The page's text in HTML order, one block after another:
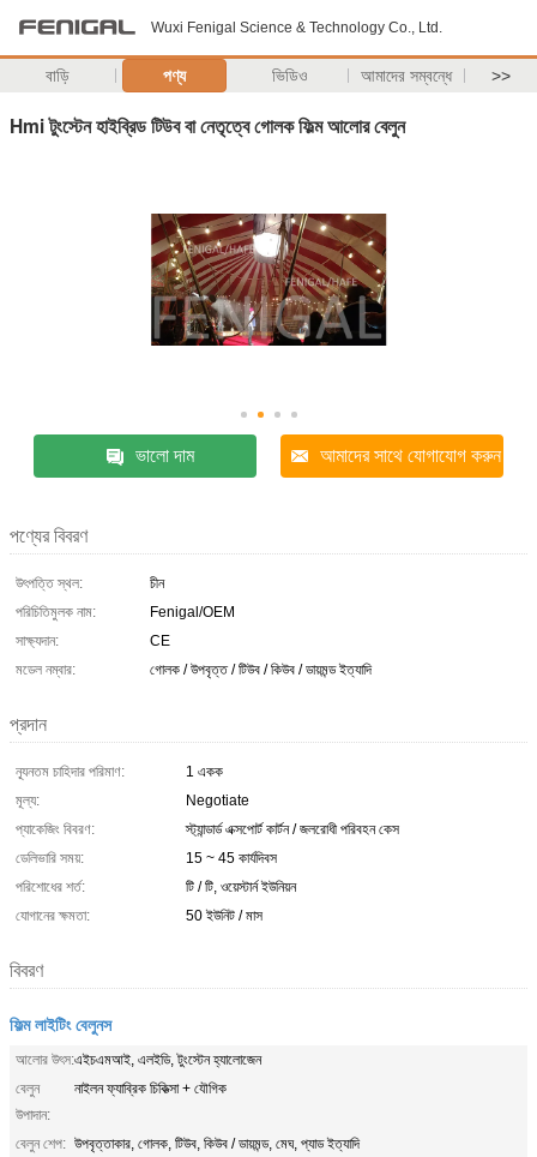
Wuxi Fenigal Science & Technology Co., Ltd.
বাড়ি পণ্য ভিডিও আমাদের সম্বন্ধে >>
Hmi টুংস্টেন হাইব্রিড টিউব বা নেতৃত্বে গোলক ফিল্ম আলোর বেলুন
ভালো দাম আমাদের সাথে যোগাযোগ করুন
পণ্যের বিবরণ
উৎপত্তি স্থল:
চীন
পরিচিতিমুলক নাম:
Fenigal/OEM
সাক্ষ্যদান:
CE
মডেল নম্বার:
গোলক / উপবৃত্ত / টিউব / কিউব / ডায়মন্ড ইত্যাদি
প্রদান
ন্যূনতম চাহিদার পরিমাণ:
1 একক
মূল্য:
Negotiate
প্যাকেজিং বিবরণ:
স্ট্যান্ডার্ড এক্সপোর্ট কার্টন / জলরোধী পরিবহন কেস
ডেলিভারি সময়:
15 ~ 45 কার্যদিবস
পরিশোধের শর্ত:
টি / টি, ওয়েস্টার্ন ইউনিয়ন
যোগানের ক্ষমতা:
50 ইউনিট / মাস
বিবরণ
ফিল্ম লাইটিং বেলুনস
আলোর উৎস:এইচএমআই, এলইডি, টুংস্টেন হ্যালোজেন
বেলুন
উপাদান:
নাইলন ফ্যাব্রিক চিকিত্সা + যৌগিক
বেলুন শেপ: উপবৃত্তাকার, গোলক, টিউব, কিউব / ডায়মন্ড, মেঘ, প্যাড ইত্যাদি